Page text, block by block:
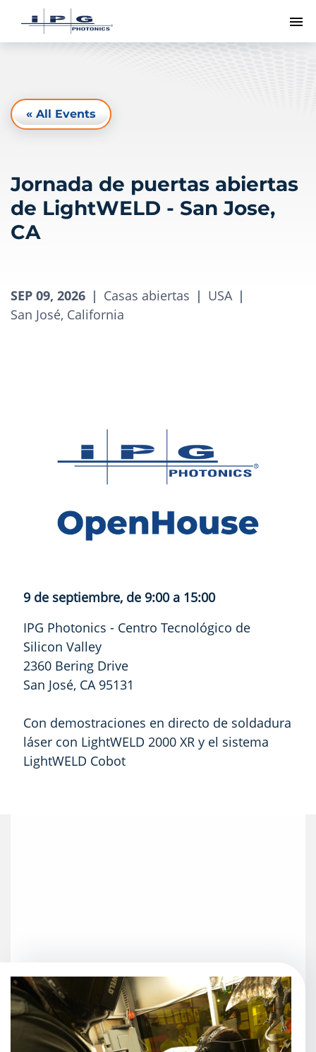
« All Events
Jornada de puertas abiertas
de LightWELD - San Jose,
CA
SEP 09, 2026 | Casas abiertas | USA |
San José, California
9 de septiembre, de 9:00 a 15:00
IPG Photonics - Centro Tecnológico de
Silicon Valley
2360 Bering Drive
San José, CA 95131
Con demostraciones en directo de soldadura
láser con LightWELD 2000 XR y el sistema
LightWELD Cobot